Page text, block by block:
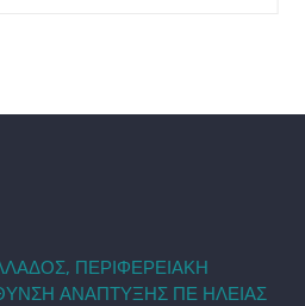
ΠΕΡΙΦΕΡΕΙΑΚΗ
ΑΝΑΠΤΥΞΗΣ ΠΕ ΗΛΕΙΑΣ